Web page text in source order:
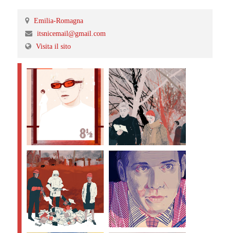
Emilia-Romagna
itsnicemail@gmail.com
Visita il sito